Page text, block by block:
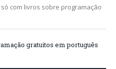
com livros sobre programação
gratuitos em português